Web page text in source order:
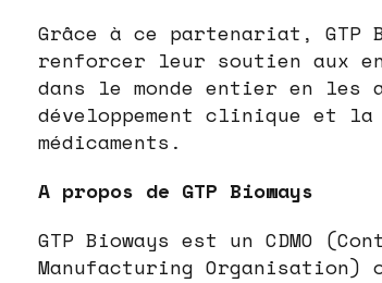
Grâce à ce partenariat, GTP
renforcer leur soutien aux
dans le monde entier en
développement clinique et
médicaments.
A propos de GTP Bioways
GTP Bioways est un CDMO
Manufacturing